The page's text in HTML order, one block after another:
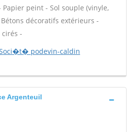
peint - Sol souple (vinyle,
Bétons décoratifs extérieurs -
-
podevin-caldin
Argenteuil